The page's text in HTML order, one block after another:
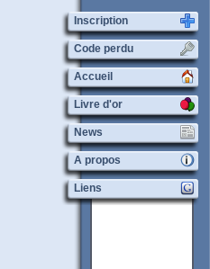
Inscription
Code perdu
Accueil
Livre d'or
News
A propos
Liens